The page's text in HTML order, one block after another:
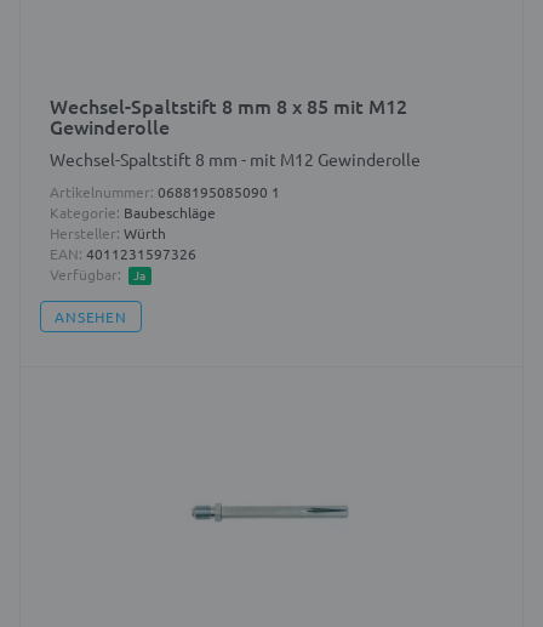
Wechsel-Spaltstift 8 mm 8 x 85 mit M12
Gewinderolle
Wechsel-Spaltstift 8 mm - mit M12 Gewinderolle
Artikelnummer: 0688195085090 1
Kategorie: Baubeschläge
Hersteller: Würth
EAN: 4011231597326
Verfügbar:
Ja
ANSEHEN